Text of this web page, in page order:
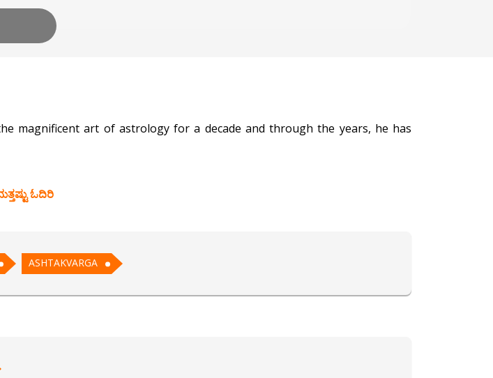
magnificent art of astrology for a decade and through the years, he has
of astrology, which is Vedic. Acharya Vijay is a well-informed person in his
finance, marriage, career, health, and much more.
to contact Acharya Vijay!
ಓದಿರಿ
ASHTAKVARGA